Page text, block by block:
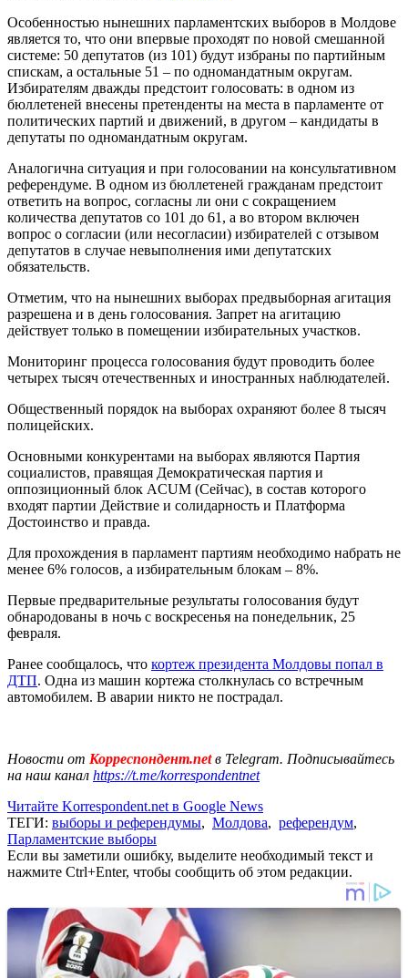
Особенностью нынешних парламентских выборов в Молдове
является то, что они впервые проходят по новой смешанной
системе: 50 депутатов (из 101) будут избраны по партийным
спискам, а остальные 51 – по одномандатным округам.
Избирателям дважды предстоит голосовать: в одном из
бюллетеней внесены претенденты на места в парламенте от
политических партий и движений, в другом – кандидаты в
депутаты по одномандатным округам.
Аналогична ситуация и при голосовании на консультативном
референдуме. В одном из бюллетеней гражданам предстоит
ответить на вопрос, согласны ли они с сокращением
количества депутатов со 101 до 61, а во втором включен
вопрос о согласии (или несогласии) избирателей с отзывом
депутатов в случае невыполнения ими депутатских
обязательств.
Отметим, что на нынешних выборах предвыборная агитация
разрешена и в день голосования. Запрет на агитацию
действует только в помещении избирательных участков.
Мониторинг процесса голосования будут проводить более
четырех тысяч отечественных и иностранных наблюдателей.
Общественный порядок на выборах охраняют более 8 тысяч
полицейских.
Основными конкурентами на выборах являются Партия
социалистов, правящая Демократическая партия и
оппозиционный блок ACUM (Сейчас), в состав которого
входят партии Действие и солидарность и Платформа
Достоинство и правда.
Для прохождения в парламент партиям необходимо набрать не
менее 6% голосов, а избирательным блокам – 8%.
Первые предварительные результаты голосования будут
обнародованы в ночь с воскресенья на понедельник, 25
февраля.
Ранее сообщалось, что кортеж президента Молдовы попал в
ДТП. Одна из машин кортежа столкнулась со встречным
автомобилем. В аварии никто не пострадал.
Новости от Корреспондент.netв Telegram. Подписывайтесь
на наш канал https://t.me/korrespondentnet
Читайте Korrespondent.net в Google News
ТЕГИ: выборы и референдумы, Молдова, референдум,
Парламентские выборы
Если вы заметили ошибку, выделите необходимый текст и
нажмите Ctrl+Enter, чтобы сообщить об этом редакции.